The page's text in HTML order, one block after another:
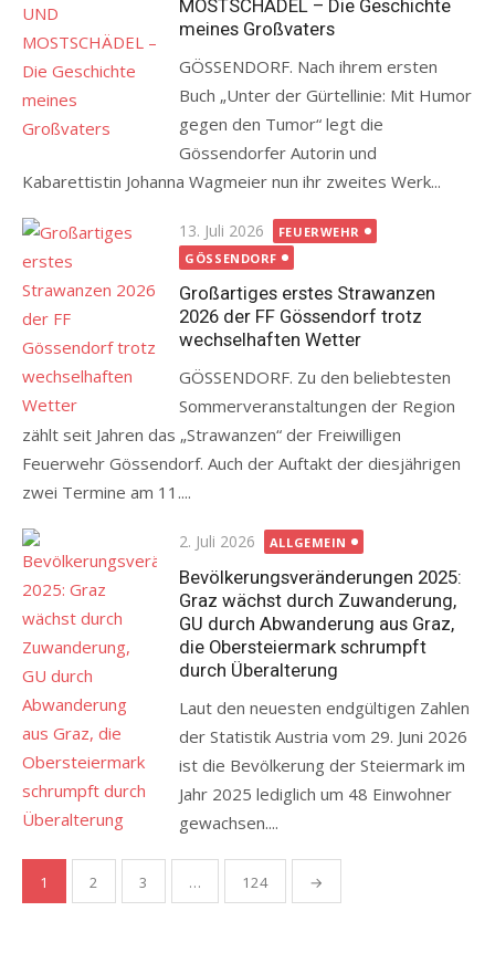
MOSTSCHÄDEL – Die Geschichte
meines Großvaters
GÖSSENDORF. Nach ihrem ersten
Buch „Unter der Gürtellinie: Mit Humor
gegen den Tumor“ legt die
Gössendorfer Autorin und
Kabarettistin Johanna Wagmeier nun ihr zweites Werk...
Posted
on
13. Juli 2026
FEUERWEHR
GÖSSENDORF
Großartiges erstes Strawanzen
2026 der FF Gössendorf trotz
wechselhaften Wetter
GÖSSENDORF. Zu den beliebtesten
Sommerveranstaltungen der Region
zählt seit Jahren das „Strawanzen“ der Freiwilligen
Feuerwehr Gössendorf. Auch der Auftakt der diesjährigen
zwei Termine am 11....
Posted
on
2. Juli 2026 ALLGEMEIN
Bevölkerungsveränderungen 2025:
Graz wächst durch Zuwanderung,
GU durch Abwanderung aus Graz,
die Obersteiermark schrumpft
durch Überalterung
Laut den neuesten endgültigen Zahlen
der Statistik Austria vom 29. Juni 2026
ist die Bevölkerung der Steiermark im
Jahr 2025 lediglich um 48 Einwohner
gewachsen....
Seitennummerierung
der
1 2 3 … 124 →